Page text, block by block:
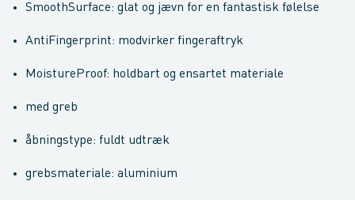
SmoothSurface: glat og jævn for en fantastisk følelse
AntiFingerprint: modvirker fingeraftryk
MoistureProof: holdbart og ensartet materiale
med greb
åbningstype: fuldt udtræk
grebsmateriale: aluminium